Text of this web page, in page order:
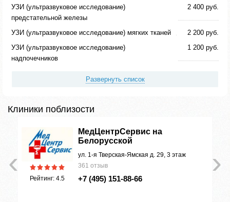
УЗИ (ультразвуковое исследование)
предстательной железы
2 400 руб.
УЗИ (ультразвуковое исследование) мягких тканей
2 200 руб.
УЗИ (ультразвуковое исследование)
надпочечников
1 200 руб.
Развернуть список
Клиники поблизости
›
‹ Рейтинг: 4.5
МедЦентрСервис на
Белорусской
ул. 1-я Тверская-Ямская д. 29, 3 этаж
361 отзыв
+7 (495) 151-88-66